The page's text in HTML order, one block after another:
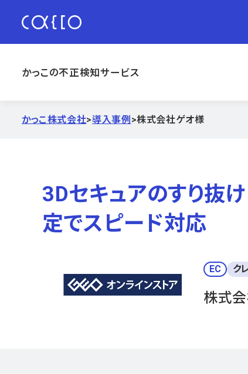
かっこの不正検知サービス
かっこ株式会社>導入事例 >株式会社ゲオ様
3Dセキュアのすり抜
定でスピード対応
EC ク
株式